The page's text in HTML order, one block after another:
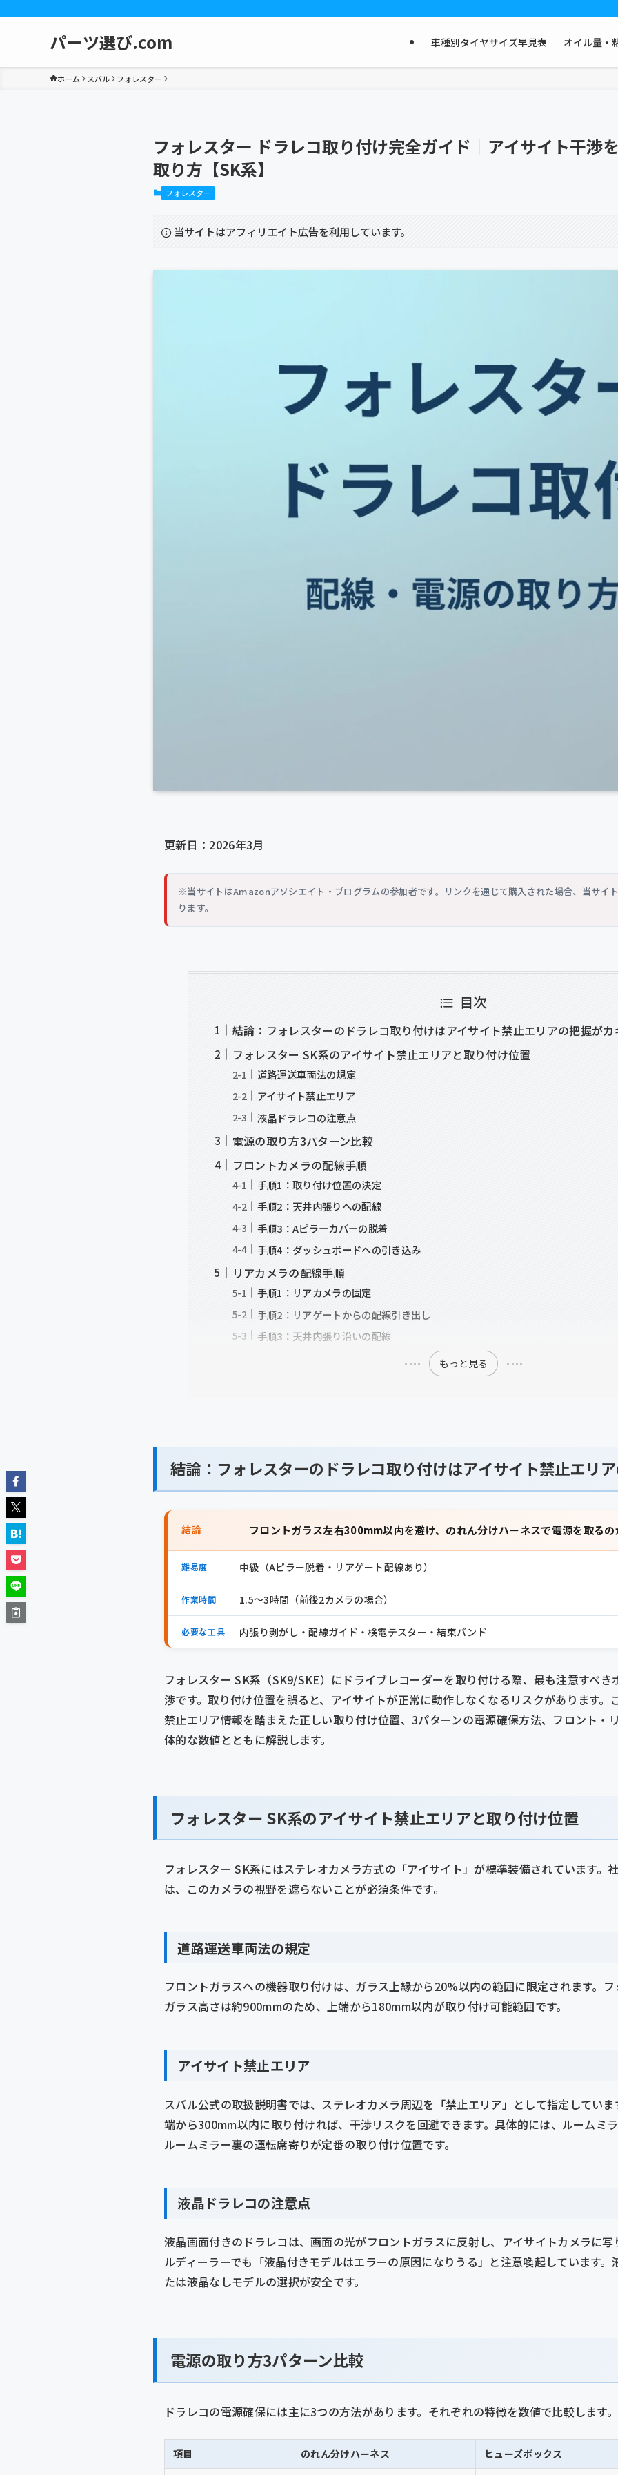
パーツ選び.com 車種別タイヤサイズ早見表 オイル量・
ホーム スバル フォレスター
フォレスター ドラレコ取り付け完全ガイド｜アイサイト干渉
取り方【SK系】
フォレスター
当サイトはアフィリエイト広告を利用しています。
更新日：2026年3月
※当サイトはAmazonアソシエイト・プログラムの参加者です。リンクを通じて購入された場合、当サイ
ります。
目次
結論：フォレスターのドラレコ取り付けはアイサイト禁止エリアの把握がカ
フォレスター SK系のアイサイト禁止エリアと取り付け位置
道路運送車両法の規定
アイサイト禁止エリア
液晶ドラレコの注意点
電源の取り方3パターン比較
フロントカメラの配線手順
手順1：取り付け位置の決定
手順2：天井内張りへの配線
手順3：Aピラーカバーの脱着
手順4：ダッシュボードへの引き込み
リアカメラの配線手順
手順1：リアカメラの固定
手順2：リアゲートからの配線引き出し
手順3：天井内張り沿いの配線
もっと見る
結論：フォレスターのドラレコ取り付けはアイサイト禁止エリ
結論 フロントガラス左右300mm以内を避け、のれん分けハーネスで電源を取る
難易度 中級（Aピラー脱着・リアゲート配線あり）
作業時間 1.5〜3時間（前後2カメラの場合）
必要な工具 内張り剥がし・配線ガイド・検電テスター・結束バンド
フォレスター SK系（SK9/SKE）にドライブレコーダーを取り付ける際、最も注意すべき
渉です。取り付け位置を誤ると、アイサイトが正常に動作しなくなるリスクがあります。
禁止エリア情報を踏まえた正しい取り付け位置、3パターンの電源確保方法、フロント・
体的な数値とともに解説します。
フォレスター SK系のアイサイト禁止エリアと取り付け位置
フォレスター SK系にはステレオカメラ方式の「アイサイト」が標準装備されています。
は、このカメラの視野を遮らないことが必須条件です。
道路運送車両法の規定
フロントガラスへの機器取り付けは、ガラス上縁から20%以内の範囲に限定されます。
ガラス高さは約900mmのため、上端から180mm以内が取り付け可能範囲です。
アイサイト禁止エリア
スバル公式の取扱説明書では、ステレオカメラ周辺を「禁止エリア」として指定してい
端から300mm以内に取り付ければ、干渉リスクを回避できます。具体的には、ルームミ
ルームミラー裏の運転席寄りが定番の取り付け位置です。
液晶ドラレコの注意点
液晶画面付きのドラレコは、画面の光がフロントガラスに反射し、アイサイトカメラに
ルディーラーでも「液晶付きモデルはエラーの原因になりうる」と注意喚起しています
たは液晶なしモデルの選択が安全です。
電源の取り方3パターン比較
ドラレコの電源確保には主に3つの方法があります。それぞれの特徴を数値で比較します。
項目 のれん分けハーネス ヒューズボックス